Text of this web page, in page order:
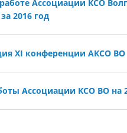
Ассоциации КСО
2016 год
XI конференции АКСО ВО
Ассоциации КСО ВО на